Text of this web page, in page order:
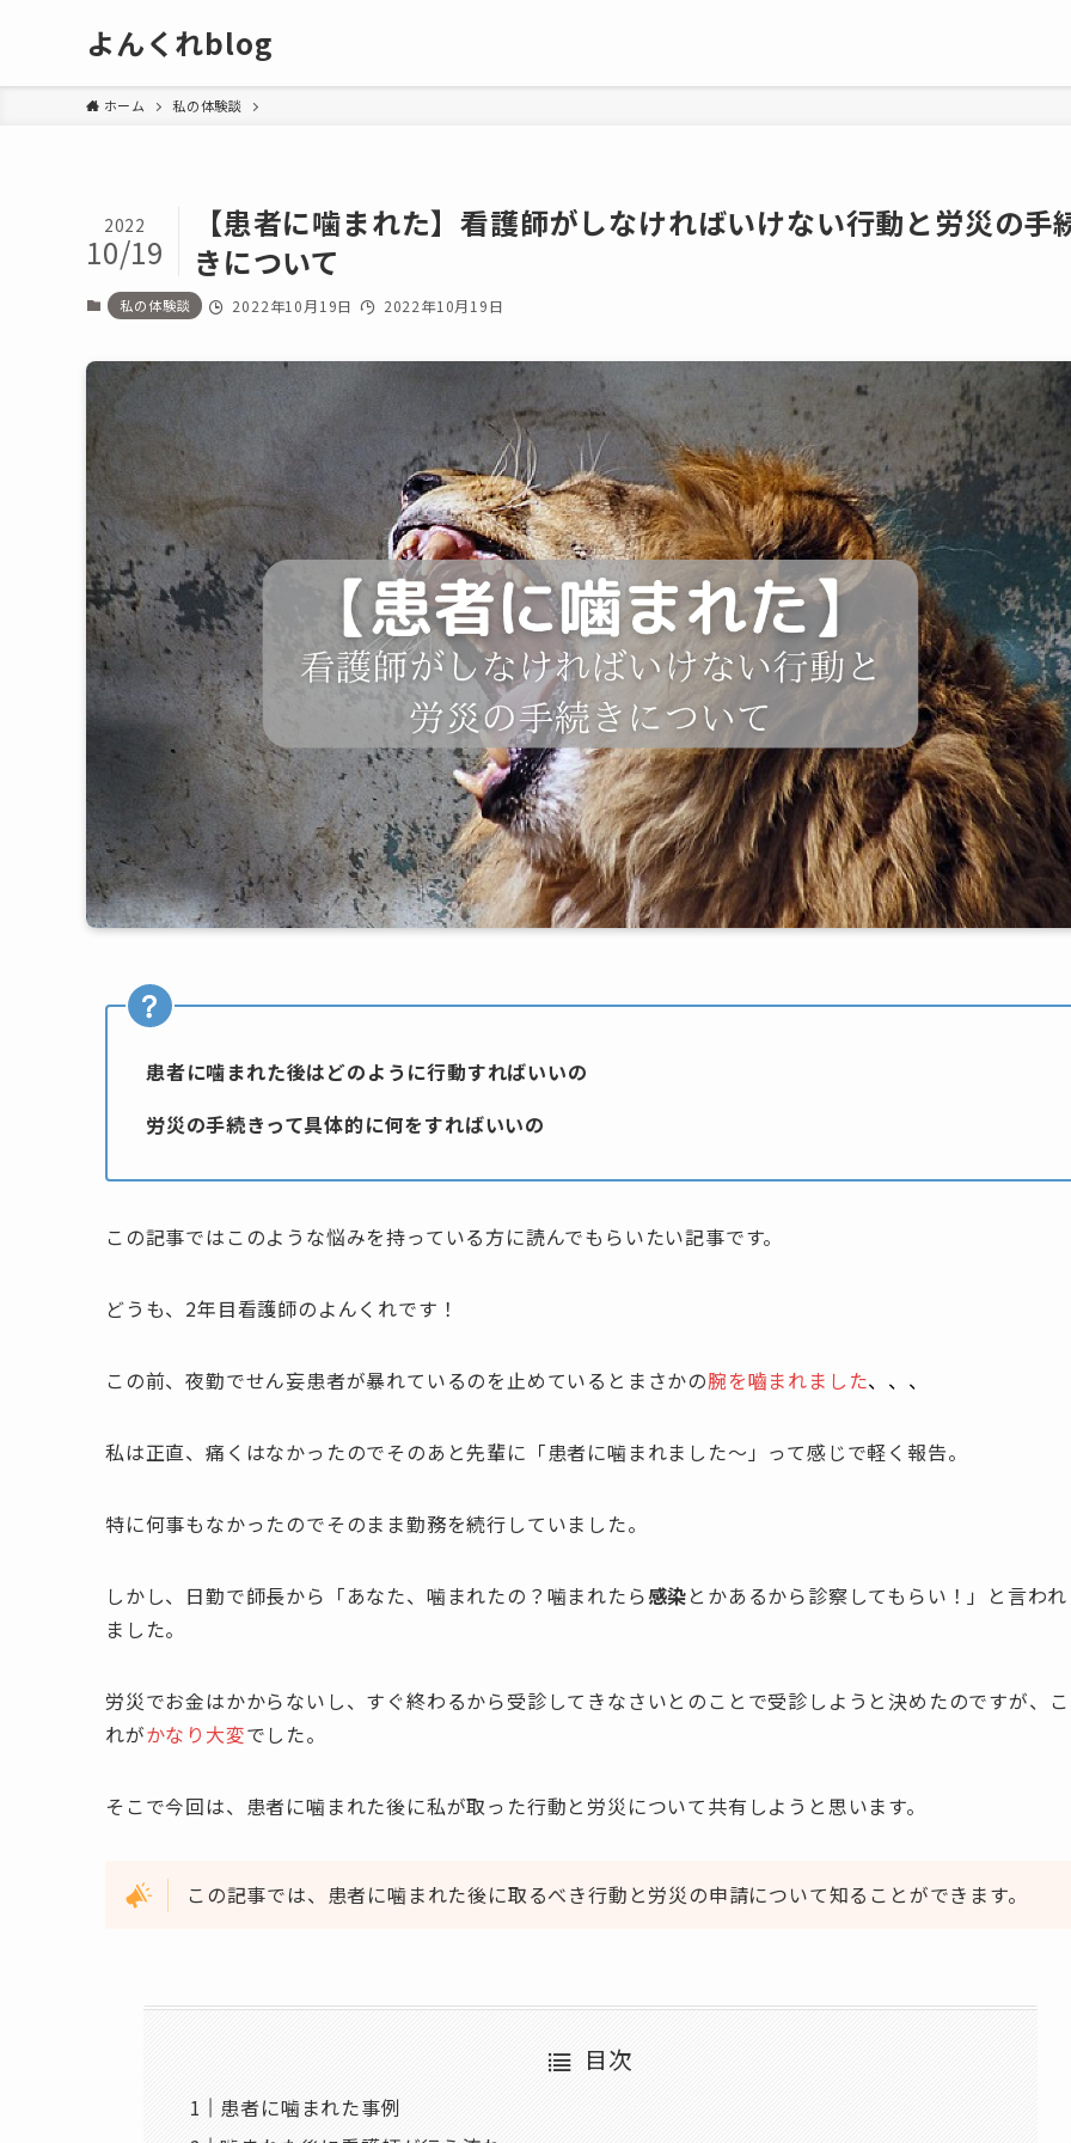
よんくれblog
ホーム 私の体験談
【患者に噛まれた】看護師がしなければいけない行動と労災の手
きについて
2022
10/19
私の体験談 2022年10月19日 2022年10月19日
患者に噛まれた後はどのように行動すればいいの
労災の手続きって具体的に何をすればいいの
この記事ではこのような悩みを持っている方に読んでもらいたい記事です。
どうも、2年目看護師のよんくれです！
この前、夜勤でせん妄患者が暴れているのを止めているとまさかの腕を嚙まれました、、、
私は正直、痛くはなかったのでそのあと先輩に「患者に噛まれました～」って感じで軽く報告。
特に何事もなかったのでそのまま勤務を続行していました。
しかし、日勤で師長から「あなた、噛まれたの？噛まれたら感染とかあるから診察してもらい！」と言われ
ました。
労災でお金はかからないし、すぐ終わるから受診してきなさいとのことで受診しようと決めたのですが、こ
れがかなり大変でした。
そこで今回は、患者に噛まれた後に私が取った行動と労災について共有しようと思います。
この記事では、患者に噛まれた後に取るべき行動と労災の申請について知ることができます。
目次
患者に噛まれた事例